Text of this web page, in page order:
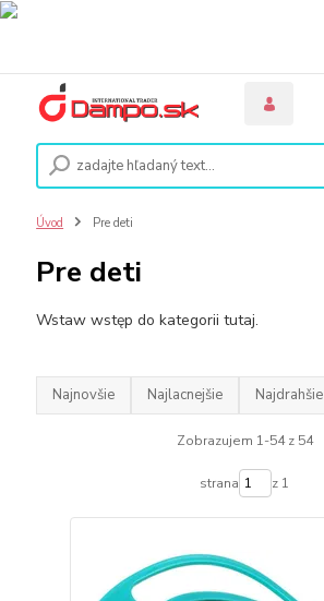
Úvod Pre deti
Pre deti
Wstaw wstęp do kategorii tutaj.
Najnovšie Najlacnejšie Najdrahšie
Zobrazujem 1-54 z 54
strana z 1